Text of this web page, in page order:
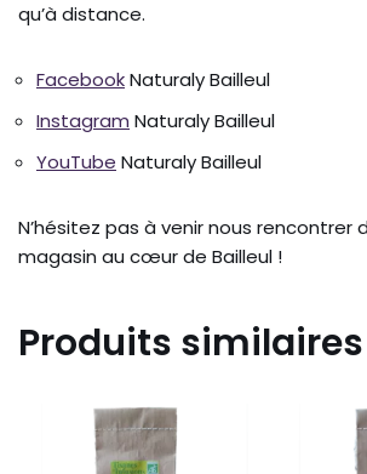
qu’à distance.
FacebookNaturaly Bailleul
Instagram Naturaly Bailleul
YouTube Naturaly Bailleul
N’hésitez pas à venir nous
magasin au cœur de Bailleul !
Produits similaires